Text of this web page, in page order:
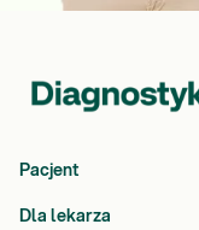
Pacjent
Dla lekarza